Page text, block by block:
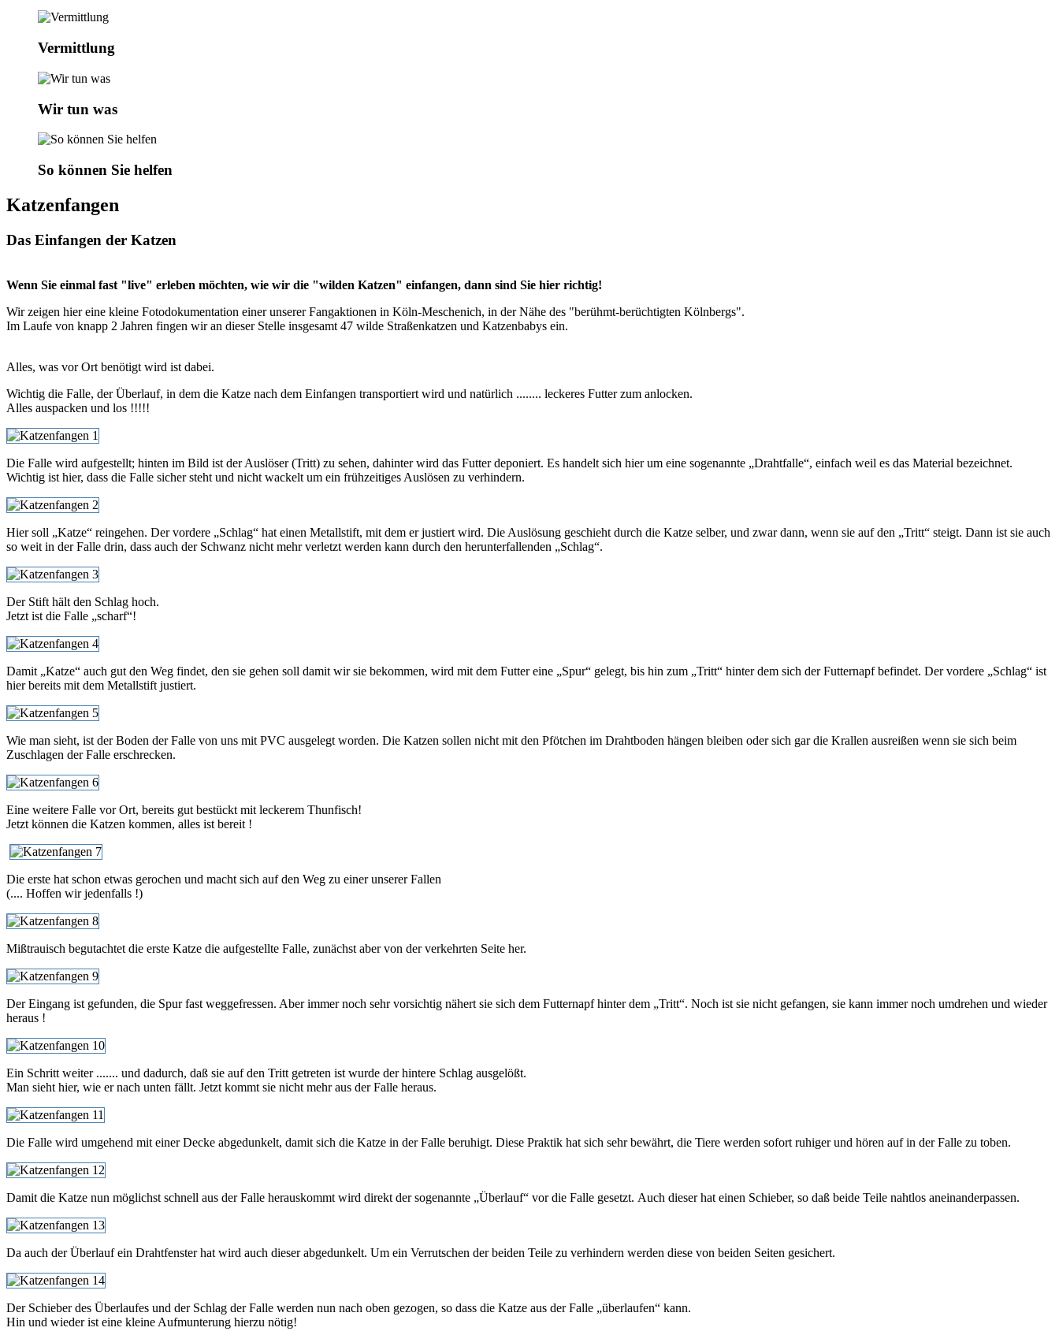
Vermittlung
Wir tun was
So können Sie helfen
Katzenfangen
Das Einfangen der Katzen
Wenn Sie einmal fast "live" erleben möchten, wie wir die "wilden Katzen" einfangen, dann sind Sie hier richtig!
Wir zeigen hier eine kleine Fotodokumentation einer unserer Fangaktionen in Köln-Meschenich, in der Nähe des "berühmt-berüchtigten Kölnbergs".
Im Laufe von knapp 2 Jahren fingen wir an dieser Stelle insgesamt 47 wilde Straßenkatzen und Katzenbabys ein.
Alles, was vor Ort benötigt wird ist dabei.
Wichtig die Falle, der Überlauf, in dem die Katze nach dem Einfangen transportiert wird und natürlich ........ leckeres Futter zum anlocken.
Alles auspacken und los !!!!!
Die Falle wird aufgestellt; hinten im Bild ist der Auslöser (Tritt) zu sehen, dahinter wird das Futter deponiert. Es handelt sich hier um eine sogenannte „Drahtfalle“, einfach weil es das Material bezeichnet.
Wichtig ist hier, dass die Falle sicher steht und nicht wackelt um ein frühzeitiges Auslösen zu verhindern.
Hier soll „Katze“ reingehen. Der vordere „Schlag“ hat einen Metallstift, mit dem er justiert wird. Die Auslösung geschieht durch die Katze selber, und zwar dann, wenn sie auf den „Tritt“ steigt. Dann ist sie auch
so weit in der Falle drin, dass auch der Schwanz nicht mehr verletzt werden kann durch den herunterfallenden „Schlag“.
Der Stift hält den Schlag hoch.
Jetzt ist die Falle „scharf“!
Damit „Katze“ auch gut den Weg findet, den sie gehen soll damit wir sie bekommen, wird mit dem Futter eine „Spur“ gelegt, bis hin zum „Tritt“ hinter dem sich der Futternapf befindet. Der vordere „Schlag“ ist
hier bereits mit dem Metallstift justiert.
Wie man sieht, ist der Boden der Falle von uns mit PVC ausgelegt worden. Die Katzen sollen nicht mit den Pfötchen im Drahtboden hängen bleiben oder sich gar die Krallen ausreißen wenn sie sich beim
Zuschlagen der Falle erschrecken.
Eine weitere Falle vor Ort, bereits gut bestückt mit leckerem Thunfisch!
Jetzt können die Katzen kommen, alles ist bereit !
Die erste hat schon etwas gerochen und macht sich auf den Weg zu einer unserer Fallen
(.... Hoffen wir jedenfalls !)
Mißtrauisch begutachtet die erste Katze die aufgestellte Falle, zunächst aber von der verkehrten Seite her.
Der Eingang ist gefunden, die Spur fast weggefressen. Aber immer noch sehr vorsichtig nähert sie sich dem Futternapf hinter dem „Tritt“. Noch ist sie nicht gefangen, sie kann immer noch umdrehen und wieder
heraus !
Ein Schritt weiter ....... und dadurch, daß sie auf den Tritt getreten ist wurde der hintere Schlag ausgelößt.
Man sieht hier, wie er nach unten fällt. Jetzt kommt sie nicht mehr aus der Falle heraus.
Die Falle wird umgehend mit einer Decke abgedunkelt, damit sich die Katze in der Falle beruhigt. Diese Praktik hat sich sehr bewährt, die Tiere werden sofort ruhiger und hören auf in der Falle zu toben.
Damit die Katze nun möglichst schnell aus der Falle herauskommt wird direkt der sogenannte „Überlauf“ vor die Falle gesetzt. Auch dieser hat einen Schieber, so daß beide Teile nahtlos aneinanderpassen.
Da auch der Überlauf ein Drahtfenster hat wird auch dieser abgedunkelt. Um ein Verrutschen der beiden Teile zu verhindern werden diese von beiden Seiten gesichert.
Der Schieber des Überlaufes und der Schlag der Falle werden nun nach oben gezogen, so dass die Katze aus der Falle „überlaufen“ kann.
Hin und wieder ist eine kleine Aufmunterung hierzu nötig!